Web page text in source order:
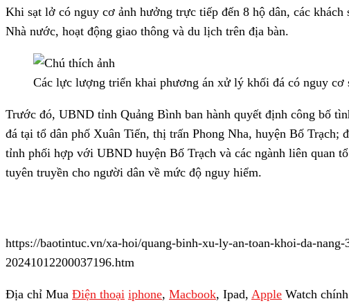
Khi sạt lở có nguy cơ ảnh hưởng trực tiếp đến 8 hộ dân, các khách
Nhà nước, hoạt động giao thông và du lịch trên địa bàn.
Các lực lượng triển khai phương án xử lý khối đá có nguy
Trước đó, UBND tỉnh Quảng Bình ban hành quyết định công bố
đá tại tổ dân phố Xuân Tiến, thị trấn Phong Nha, huyện Bố Trạch;
tỉnh phối hợp với UBND huyện Bố Trạch và các ngành liên quan
tuyên truyền cho người dân về mức độ nguy hiểm.
https://baotintuc.vn/xa-hoi/quang-binh-xu-ly-an-toan-khoi-da-
20241012200037196.htm
Địa chỉ Mua Điện thoại iphone, Macbook, Ipad, Apple Watch